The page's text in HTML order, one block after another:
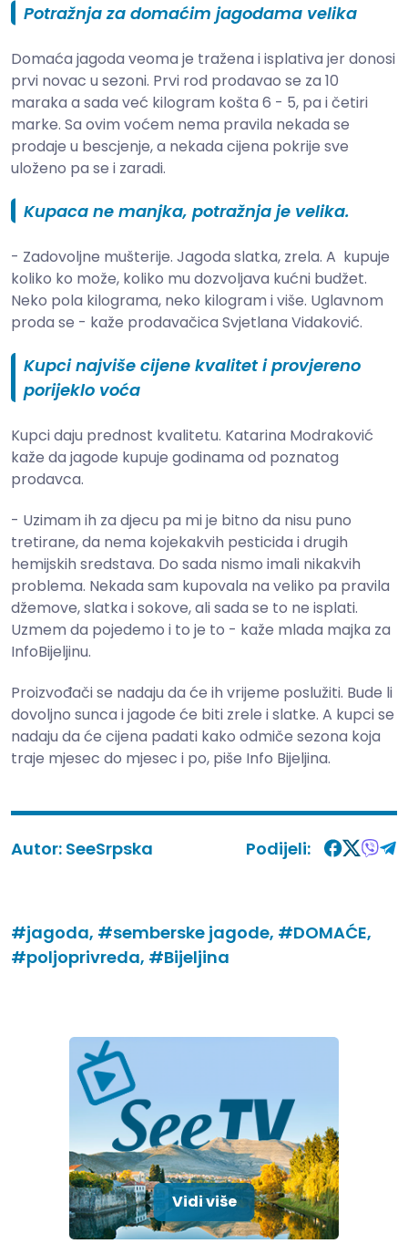
Potražnja za domaćim jagodama velika
Domaća jagoda veoma je tražena i isplativa jer donosi
prvi novac u sezoni. Prvi rod prodavao se za 10
maraka a sada već kilogram košta 6 - 5, pa i četiri
marke. Sa ovim voćem nema pravila nekada se
prodaje u bescjenje, a nekada cijena pokrije sve
uloženo pa se i zaradi.
Kupaca ne manjka, potražnja je velika.
- Zadovoljne mušterije. Jagoda slatka, zrela. A kupuje
koliko ko može, koliko mu dozvoljava kućni budžet.
Neko pola kilograma, neko kilogram i više. Uglavnom
proda se - kaže prodavačica Svjetlana Vidaković.
Kupci najviše cijene kvalitet i provjereno
porijeklo voća
Kupci daju prednost kvalitetu. Katarina Modraković
kaže da jagode kupuje godinama od poznatog
prodavca.
- Uzimam ih za djecu pa mi je bitno da nisu puno
tretirane, da nema kojekakvih pesticida i drugih
hemijskih sredstava. Do sada nismo imali nikakvih
problema. Nekada sam kupovala na veliko pa pravila
džemove, slatka i sokove, ali sada se to ne isplati.
Uzmem da pojedemo i to je to - kaže mlada majka za
InfoBijeljinu.
Proizvođači se nadaju da će ih vrijeme poslužiti. Bude li
dovoljno sunca i jagode će biti zrele i slatke. A kupci se
nadaju da će cijena padati kako odmiče sezona koja
traje mjesec do mjesec i po, piše Info Bijeljina.
Autor: SeeSrpska Podijeli:
#jagoda, #semberske jagode, #DOMAĆE,
#poljoprivreda, #Bijeljina
Vidi više